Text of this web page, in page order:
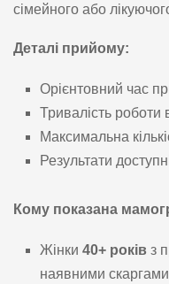
сімейного або
Деталі прийому:
Орієнтовний час
Тривалість роботи
Максимальна
Результати
Кому показана
Жінки 40+ років з
наявними